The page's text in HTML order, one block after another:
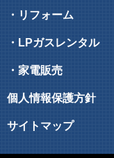
・リフォーム
・LPガスレンタル
・家電販売
個人情報保護方針
サイトマップ